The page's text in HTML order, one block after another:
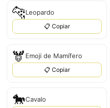
🐆Leopardo
📋 Copiar
🫎 Emoji de Mamífero
📋 Copiar
🐎Cavalo